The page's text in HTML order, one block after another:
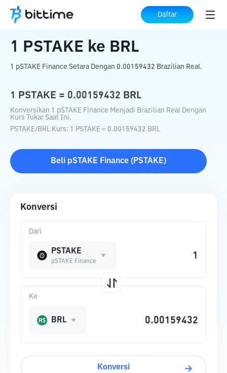
Daftar
Beranda Konverter Kripto PSTAKE ke BRL
1 PSTAKE ke BRL
1 pSTAKE Finance Setara Dengan 0.00159432 Brazilian Real.
1 PSTAKE = 0.00159432 BRL
Konversikan 1 pSTAKE Finance Menjadi Brazilian Real Dengan
Kurs Tukar Saat Ini.
PSTAKE/BRL Kurs: 1 PSTAKE = 0.00159432 BRL
Beli pSTAKE Finance ( PSTAKE)
Konversi
Dari
PSTAKE
pSTAKE Finance
Ke
BRL
Konversi